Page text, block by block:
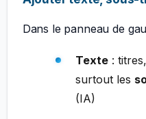
Dans le panneau de
Texte:
surtout les
(IA)